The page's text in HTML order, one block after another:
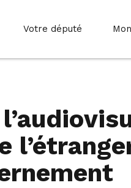
Votre député